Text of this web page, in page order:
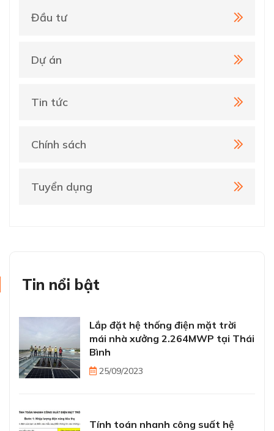
Đầu tư
Dự án
Tin tức
Chính sách
Tuyển dụng
Tin nổi bật
Lắp đặt hệ thống điện mặt trời
mái nhà xưởng 2.264MWP tại Thái
Bình
25/09/2023
Tính toán nhanh công suất hệ